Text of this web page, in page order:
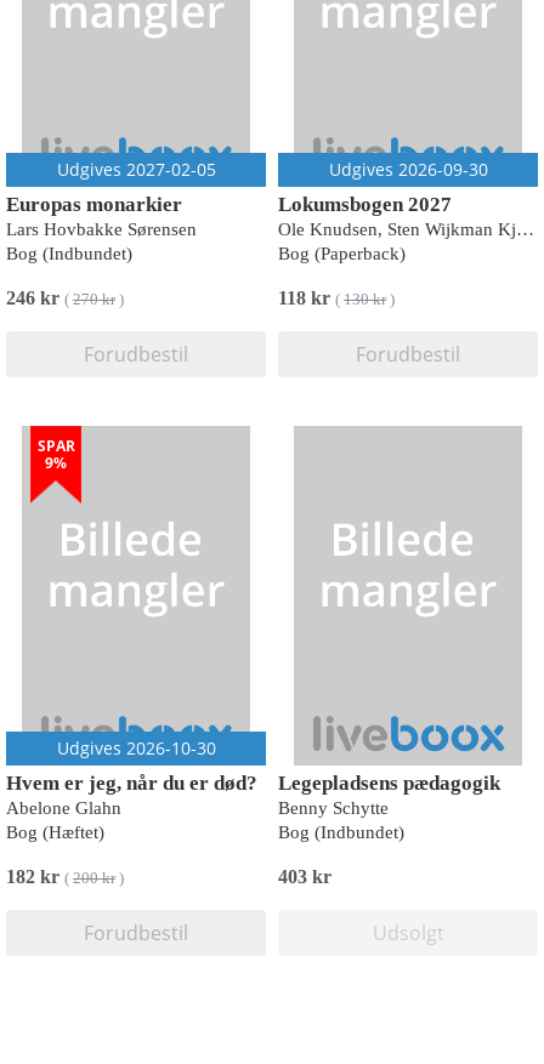
Udgives 2027-02-05
Europas monarkier
Lars Hovbakke Sørensen
Bog (Indbundet)
246 kr ( 270 kr)
Forudbestil
Udgives 2026-09-30
Lokumsbogen 2027
Ole Knudsen, Sten Wijkman Kjærsgaard
Bog (Paperback)
118 kr ( 130 kr)
Forudbestil
SPAR
9%
Udgives 2026-10-30
Hvem er jeg, når du er død?
Abelone Glahn
Bog (Hæftet)
182 kr ( 200 kr)
Forudbestil
Legepladsens pædagogik
Benny Schytte
Bog (Indbundet)
403 kr
Udsolgt